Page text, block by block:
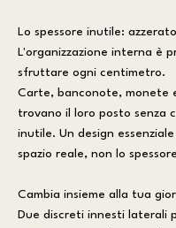
Lo spessore inutile:
L'organizzazione interna è
sfruttare ogni centimetro.
Carte, banconote, monete
trovano il loro posto senza
inutile. Un design
spazio reale, non lo
Cambia insieme alla tua
Due discreti innesti laterali